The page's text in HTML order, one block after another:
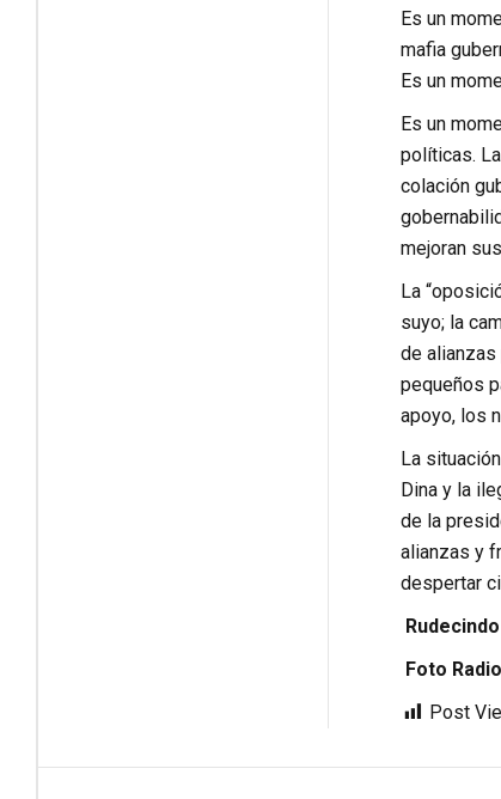
Es un
mafia
Es un
Es un
políticas.
colación
mejoran
La
suyo; la
de
pequeños
apoyo, los
La
Dina y la
de la
alianzas y
despertar
Foto
Post